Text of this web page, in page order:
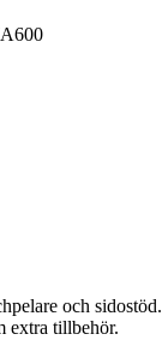
och sidostöd.
extra tillbehör.